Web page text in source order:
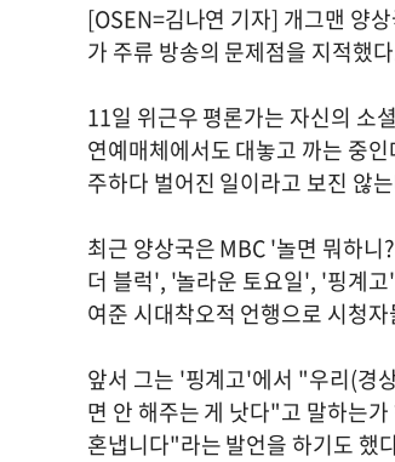
[OSEN=김나연 기자] 개그맨 양
가 주류 방송의 문제점을 지적했
11일 위근우 평론가는 자신의 소
연예매체에서도 대놓고 까는 중
주하다 벌어진 일이라고 보진 않
최근 양상국은 MBC '놀면 뭐하
더 블럭', '놀라운 토요일', '핑계
여준 시대착오적 언행으로 시청
앞서 그는 '핑계고'에서 "우리(경
면 안 해주는 게 낫다"고 말하는
혼냅니다"라는 발언을 하기도 했